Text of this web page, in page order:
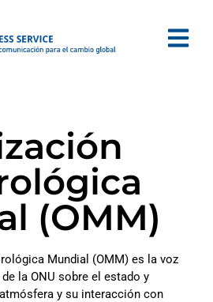
(OMM)
Mundial (OMM) es la voz
la ONU sobre el estado y
y su interacción con